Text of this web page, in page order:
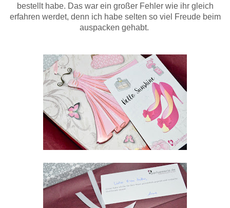
bestellt habe. Das war ein großer Fehler wie ihr gleich
erfahren werdet, denn ich habe selten so viel Freude beim
auspacken gehabt.